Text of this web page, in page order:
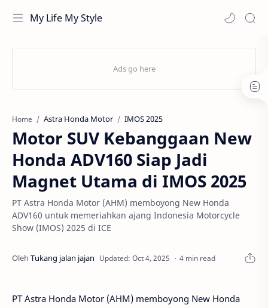
My Life My Style
Home Astra Honda Motor IMOS 2025
Motor SUV Kebanggaan New
Honda ADV160 Siap Jadi
Magnet Utama di IMOS 2025
PT Astra Honda Motor (AHM) memboyong New Honda
ADV160 untuk memeriahkan ajang Indonesia Motorcycle
Show (IMOS) 2025 di ICE
4 min read
PT Astra Honda Motor (AHM) memboyong New Honda